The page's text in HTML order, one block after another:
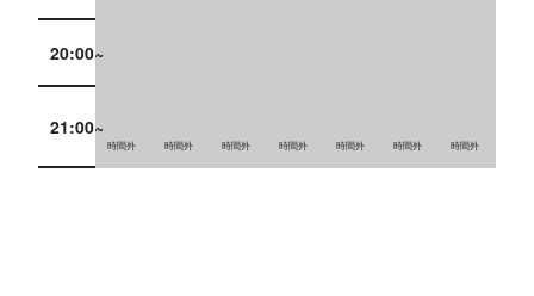
20:00~
21:00~
時間外 時間外 時間外 時間外 時間外 時間外 時間外